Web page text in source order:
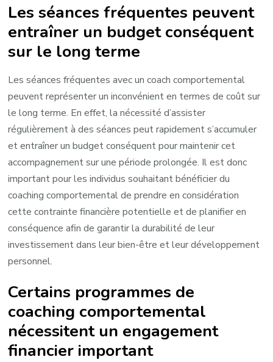
Les séances fréquentes peuvent
entraîner un budget conséquent
sur le long terme
Les séances fréquentes avec un coach comportemental
peuvent représenter un inconvénient en termes de coût sur
le long terme. En effet, la nécessité d’assister
régulièrement à des séances peut rapidement s’accumuler
et entraîner un budget conséquent pour maintenir cet
accompagnement sur une période prolongée. Il est donc
important pour les individus souhaitant bénéficier du
coaching comportemental de prendre en considération
cette contrainte financière potentielle et de planifier en
conséquence afin de garantir la durabilité de leur
investissement dans leur bien-être et leur développement
personnel.
Certains programmes de
coaching comportemental
nécessitent un engagement
financier important